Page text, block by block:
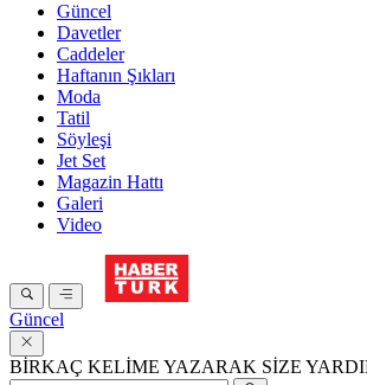
Güncel
Davetler
Caddeler
Haftanın Şıkları
Moda
Tatil
Söyleşi
Jet Set
Magazin Hattı
Galeri
Video
Güncel
BİRKAÇ KELİME YAZARAK SİZE